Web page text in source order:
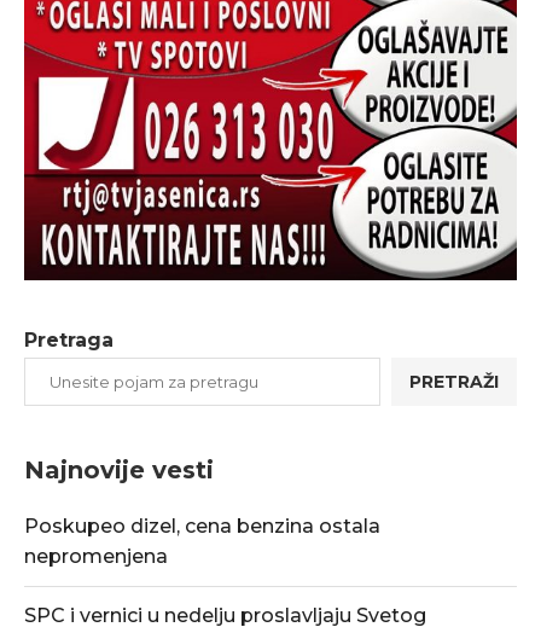
Pretraga
PRETRAŽI
Najnovije vesti
Poskupeo dizel, cena benzina ostala
nepromenjena
SPC i vernici u nedelju proslavljaju Svetog